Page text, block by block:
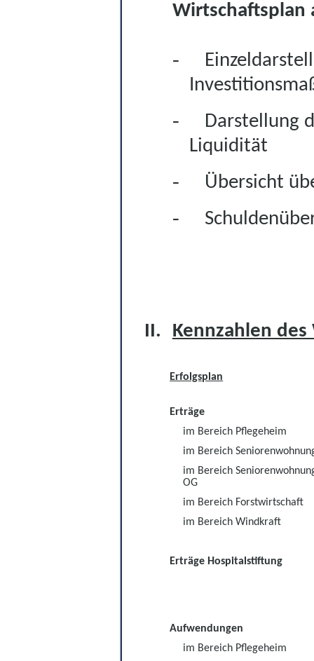
Wirtschaftsplan
-
-
Darstellung
Liquidität
- Übersicht
-
Kennzahlen
Erfolgsplan
Erträge
im Bereich Pflegeheim
im Bereich
im Bereich
OG
im Bereich Forstwirtschaft
im Bereich Windkraft
Erträge Hospitalstiftung
Aufwendungen
im Bereich Pflegeheim